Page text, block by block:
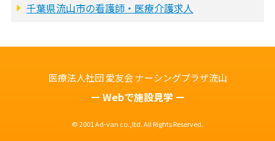
千葉県流山市の看護師・医療介護求人
医療法人社団 愛友会ナーシングプラザ流山
Webで施設見学
© 2001 Ad-van co.,ltd. All Rights Reserved.